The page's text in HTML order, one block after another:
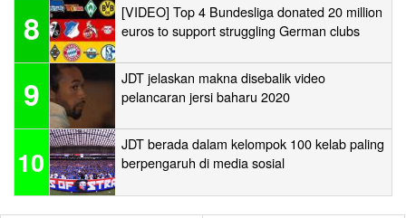
8
[VIDEO] Top 4 Bundesliga donated 20 million
euros to support struggling German clubs
9
JDT jelaskan makna disebalik video
pelancaran jersi baharu 2020
10
JDT berada dalam kelompok 100 kelab paling
berpengaruh di media sosial